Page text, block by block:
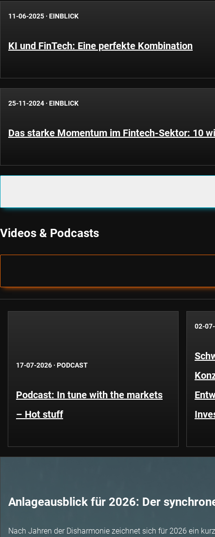
11-06-2025 · EINBLICK
KI und FinTech: Eine perfekte Kombination
25-11-2024 · EINBLICK
Das starke Momentum im Fintech-Sektor: 10
Videos & Podcasts
17-07-2026 · PODCAST
Podcast: In tune with the markets
– Hot stuff
02-
Anlageausblick für 2026: Der
Nach Jahren der Disharmonie zeichnet sich für 2026 ein